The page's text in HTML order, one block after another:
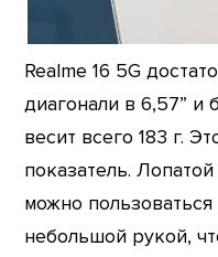
Realme 16 5G
диагонали в 6,57” и
весит всего 183 г.
показатель.
можно
небольшой рукой,